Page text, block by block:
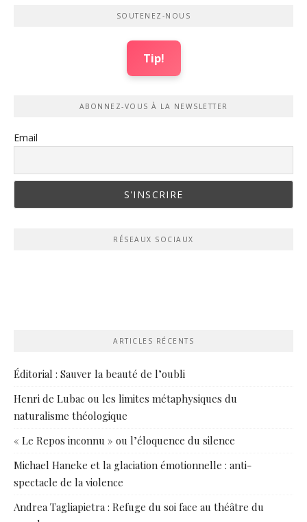
SOUTENEZ-NOUS
Tip!
ABONNEZ-VOUS À LA NEWSLETTER
Email
RÉSEAUX SOCIAUX
ARTICLES RÉCENTS
Éditorial : Sauver la beauté de l’oubli
Henri de Lubac ou les limites métaphysiques du
naturalisme théologique
« Le Repos inconnu » ou l’éloquence du silence
Michael Haneke et la glaciation émotionnelle : anti-
spectacle de la violence
Andrea Tagliapietra : Refuge du soi face au théâtre du